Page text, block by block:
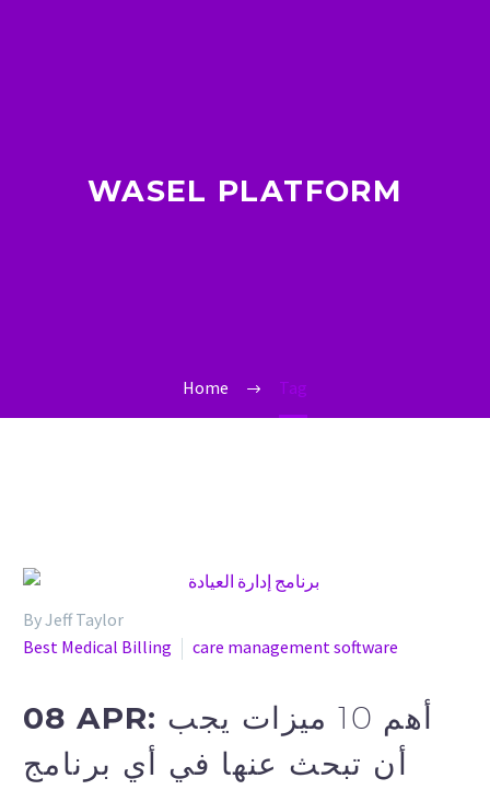
WASEL PLATFORM
Home Tag
By Jeff Taylor
Best Medical Billing
care management software
08 APR: أهم 10 ميزات يجب
أن تبحث عنها في أي برنامج